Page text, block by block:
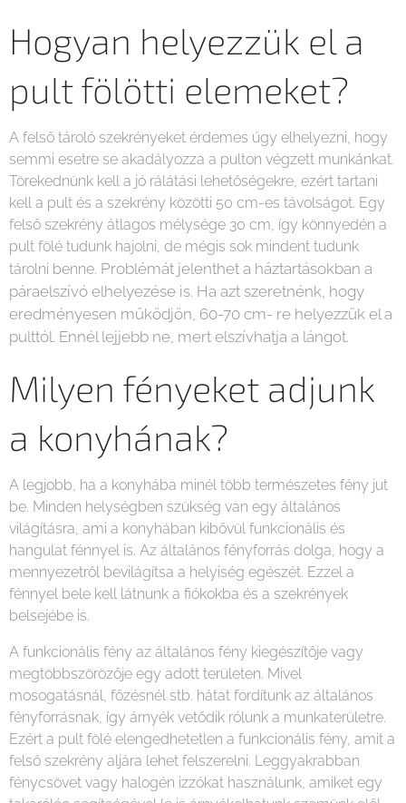
Hogyan helyezzük el a
pult fölötti elemeket?
A felső tároló szekrényeket érdemes úgy elhelyezni, hogy
semmi esetre se akadályozza a pulton végzett munkánkat.
Törekednünk kell a jó rálátási lehetőségekre, ezért tartani
kell a pult és a szekrény közötti 50 cm-es távolságot. Egy
felső szekrény átlagos mélysége 30 cm, így könnyedén a
pult fölé tudunk hajolni, de mégis sok mindent tudunk
tárolni benne. Problémát jelenthet a háztartásokban a
páraelszívó elhelyezése is. Ha azt szeretnénk, hogy
eredményesen működjön, 60-70 cm- re helyezzük el a
pulttól. Ennél lejjebb ne, mert elszívhatja a lángot.
Milyen fényeket adjunk
a konyhának?
A legjobb, ha a konyhába minél több természetes fény jut
be. Minden helységben szükség van egy általános
világításra, ami a konyhában kibővül funkcionális és
hangulat fénnyel is. Az általános fényforrás dolga, hogy a
mennyezetről bevilágítsa a helyiség egészét. Ezzel a
fénnyel bele kell látnunk a fiókokba és a szekrények
belsejébe is.
A funkcionális fény az általános fény kiegészítője vagy
megtöbbszörözője egy adott területen. Mivel
mosogatásnál, főzésnél stb. hátat fordítunk az általános
fényforrásnak, így árnyék vetődik rólunk a munkaterületre.
Ezért a pult fölé elengedhetetlen a funkcionális fény, amit a
felső szekrény aljára lehet felszerelni. Leggyakrabban
fénycsövet vagy halogén izzókat használunk, amiket egy